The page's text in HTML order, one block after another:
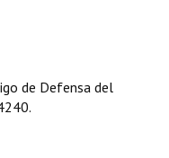
de Defensa del